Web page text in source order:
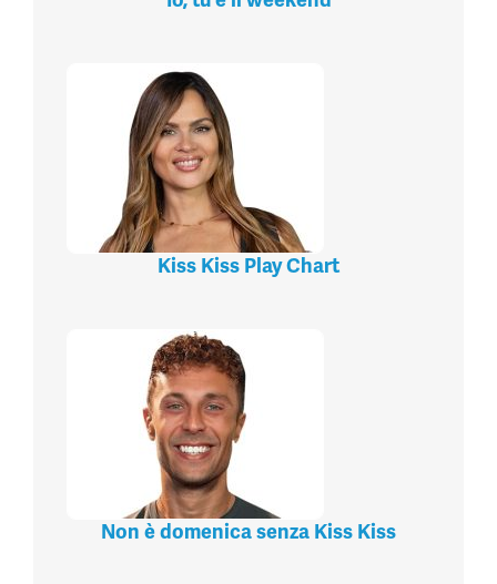
Kiss Kiss Play Chart
Non è domenica senza Kiss Kiss